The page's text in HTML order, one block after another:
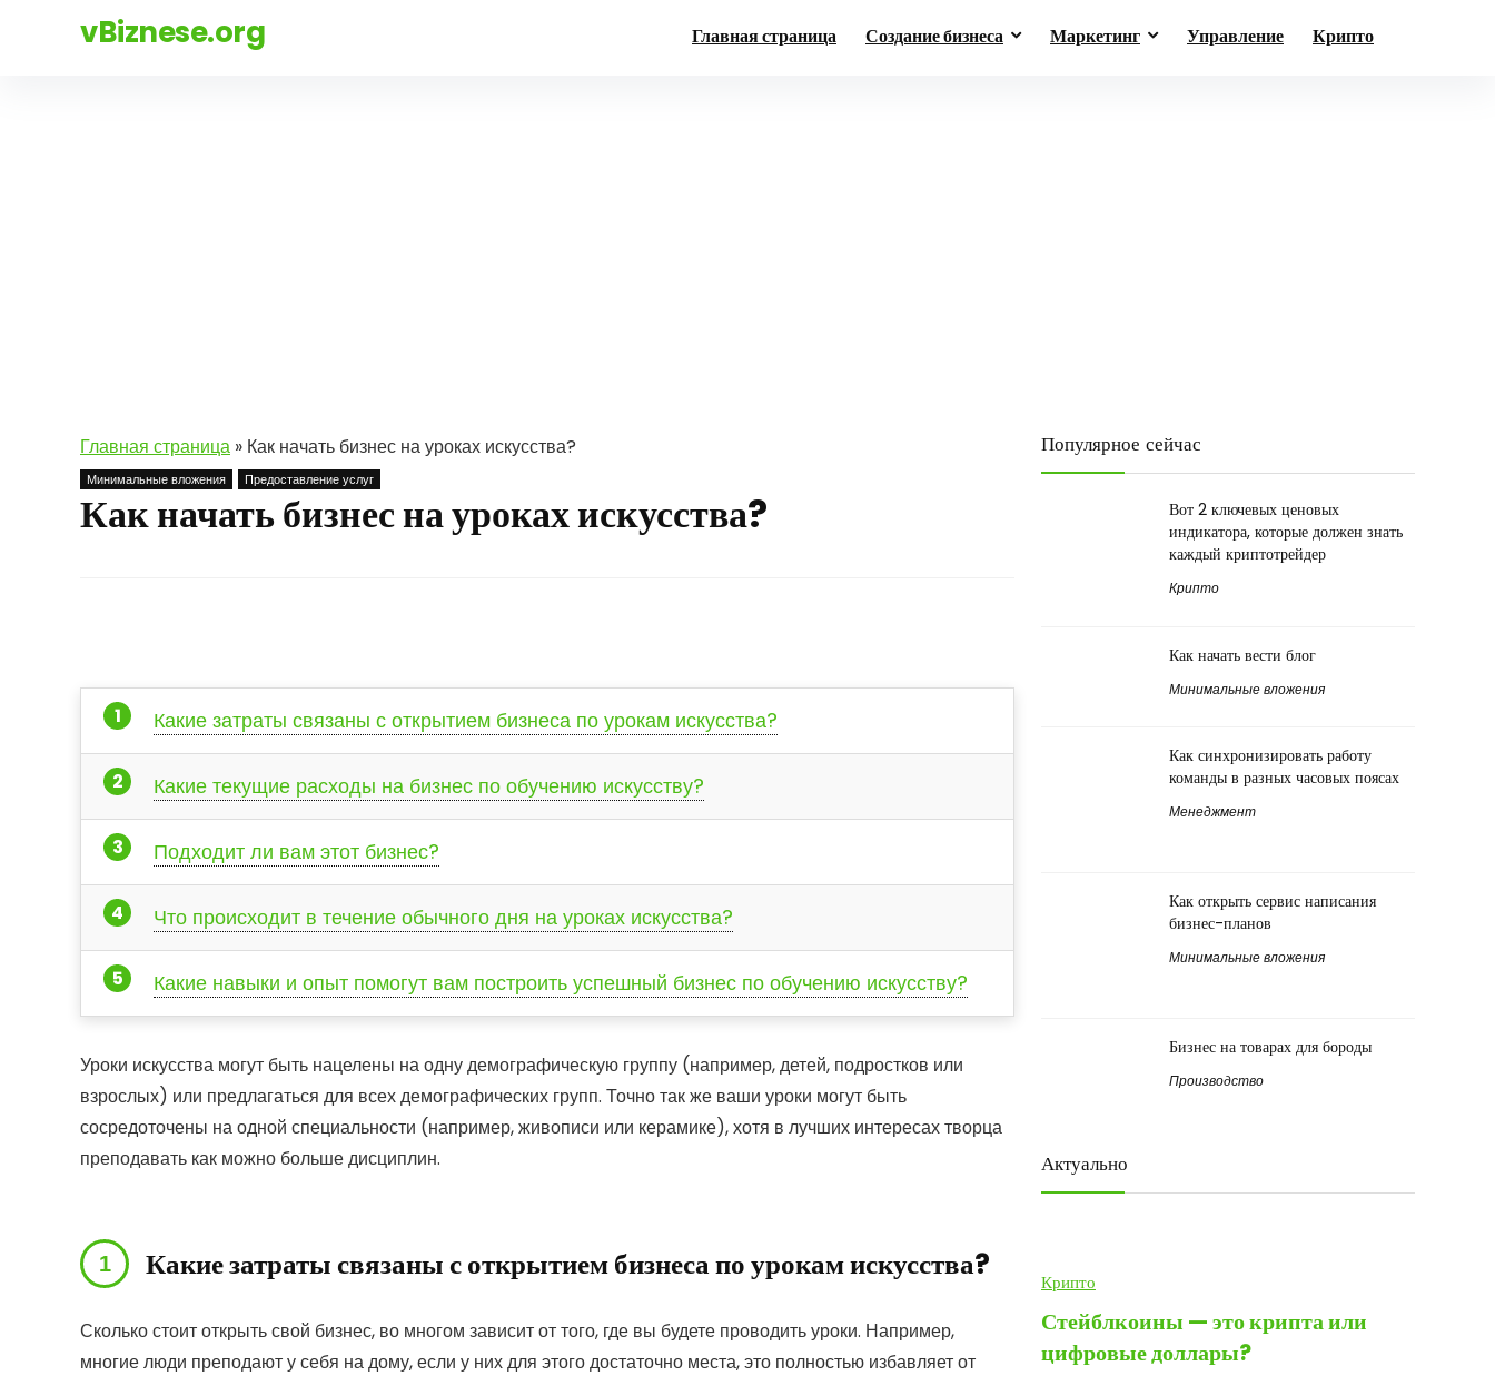
vBiznese.org Главная страница Создание бизнеса Маркетинг Управление Крипто
Главная страница » Как начать бизнес на уроках искусства?
Минимальные вложения Предоставление услуг
Как начать бизнес на уроках искусства?
Какие затраты связаны с открытием бизнеса по урокам искусства?
Какие текущие расходы на бизнес по обучению искусству?
Подходит ли вам этот бизнес?
Что происходит в течение обычного дня на уроках искусства?
Какие навыки и опыт помогут вам построить успешный бизнес по обучению искусству?
Уроки искусства могут быть нацелены на одну демографическую группу (например, детей, подростков или
взрослых) или предлагаться для всех демографических групп. Точно так же ваши уроки могут быть
сосредоточены на одной специальности (например, живописи или керамике), хотя в лучших интересах творца
преподавать как можно больше дисциплин.
Какие затраты связаны с открытием бизнеса по урокам искусства?
Сколько стоит открыть свой бизнес, во многом зависит от того, где вы будете проводить уроки. Например,
многие люди преподают у себя на дому, если у них для этого достаточно места, это полностью избавляет от
Популярное сейчас
Вот 2 ключевых ценовых
индикатора, которые должен знать
каждый криптотрейдер
Крипто
Как начать вести блог
Минимальные вложения
Как синхронизировать работу
команды в разных часовых поясах
Менеджмент
Как открыть сервис написания
бизнес-планов
Минимальные вложения
Бизнес на товарах для бороды
Производство
Актуально
Крипто
Стейблкоины — это крипта или
цифровые доллары?